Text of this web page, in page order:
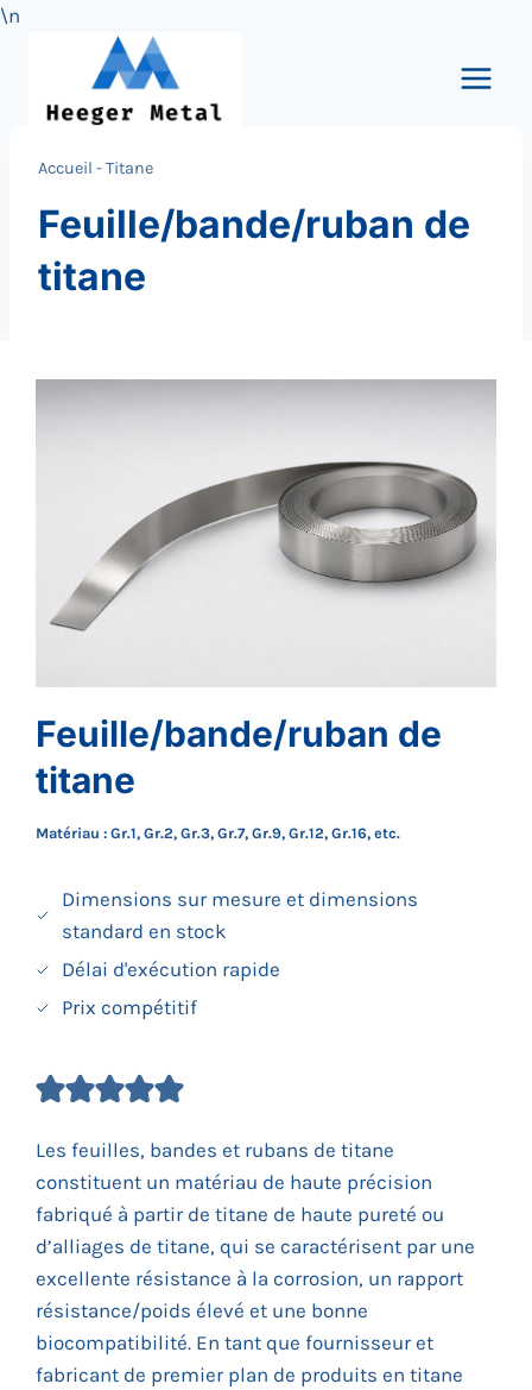
\n
content
Accueil -Titane
Feuille/bande/ruban de
titane
Feuille/bande/ruban de
titane
Matériau : Gr.1, Gr.2, Gr.3, Gr.7, Gr.9, Gr.12, Gr.16, etc.
Dimensions sur mesure et dimensions
standard en stock
Délai d'exécution rapide
Prix compétitif
Les feuilles, bandes et rubans de titane
constituent un matériau de haute précision
fabriqué à partir de titane de haute pureté ou
d’alliages de titane, qui se caractérisent par une
excellente résistance à la corrosion, un rapport
résistance/poids élevé et une bonne
biocompatibilité. En tant que fournisseur et
fabricant de premier plan de produits en titane